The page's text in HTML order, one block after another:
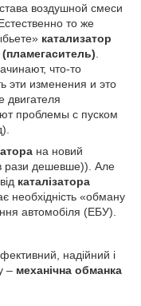
воздушной смеси
то же
катализатор
что-то
эти изменения и это
двигателя
проблемы с пуском
на новий
рази дешевше)). Але
каталізатора
необхідність «обману
автомобіля (ЕБУ).
надійний і
– механічна обманка